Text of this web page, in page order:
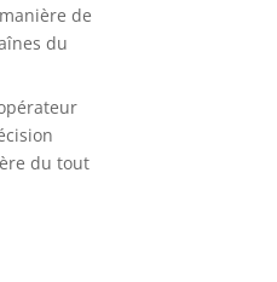
de
du
du tout